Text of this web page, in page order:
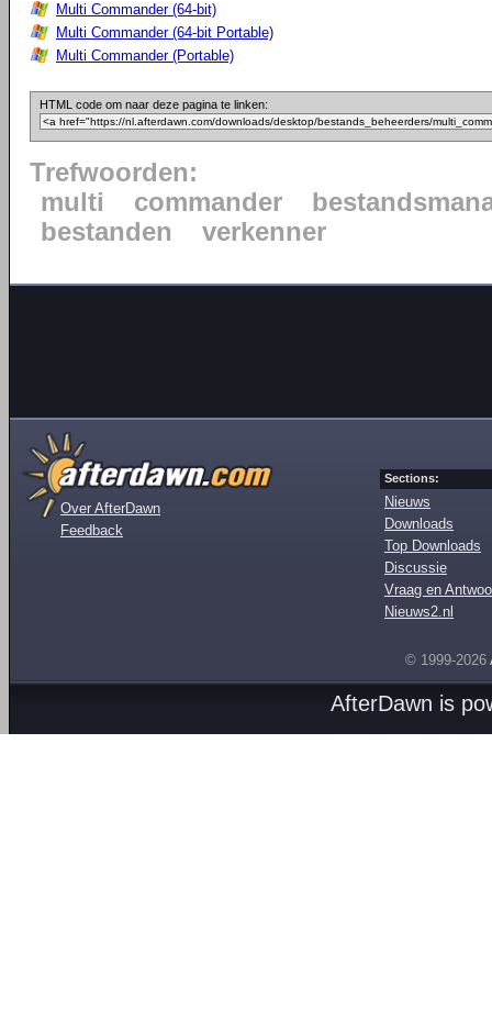
Multi Commander (64-bit)
Multi Commander (64-bit Portable)
Multi Commander (Portable)
HTML code om naar deze pagina te linken:
Trefwoorden:
multi
commander
bestanden
verkenner
Over AfterDawn
Feedback
Sections:
Nieuws
Downloads
Top Downloads
Discussie
Vraag en
Nieuws2.nl
© 1999-2026
AfterDawn is